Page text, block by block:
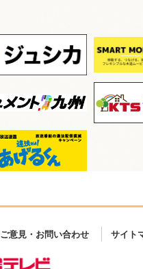
ご意見・お問い合わせ サイト